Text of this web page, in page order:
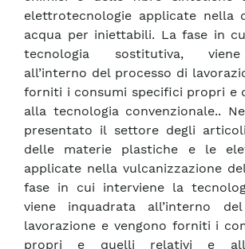
elettrotecnologie applicate nella
acqua per iniettabili. La fase in
tecnologia sostitutiva,
all’interno del processo di
forniti i consumi specifici propri e
alla tecnologia convenzionale..
presentato il settore degli
delle materie plastiche e le
applicate nella vulcanizzazione
fase in cui interviene la
viene inquadrata all’interno
lavorazione e vengono forniti i
propri e quelli relativi e